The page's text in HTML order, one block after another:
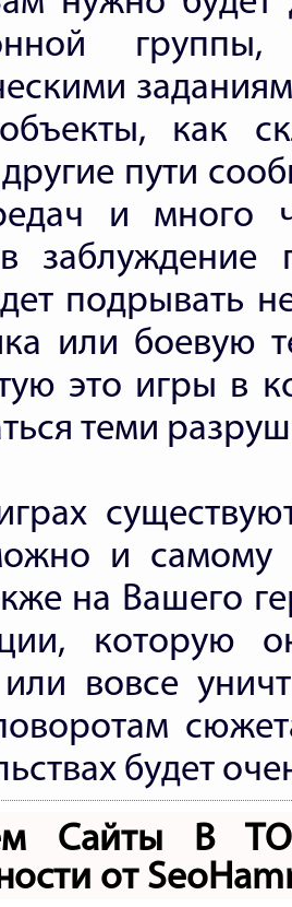
как
пути
и много
заблуждение
подрывать
или боевую
это игры в
теми
и самому
на Вашего
которую
или вовсе
будет
Сайты В
от